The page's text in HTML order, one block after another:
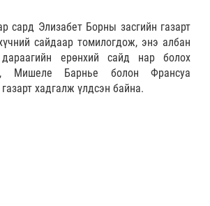
сард Элизабет Борны засгийн газарт
сайдаар томилогдож, энэ албан
ерөнхий сайд нар болох
Мишеле Барнье болон Франсуа
хадгалж үлдсэн байна.